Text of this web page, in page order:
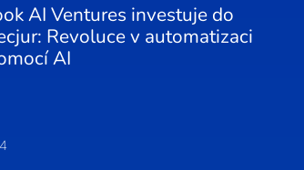
AI Ventures investuje do
Revoluce v automatizaci
AI